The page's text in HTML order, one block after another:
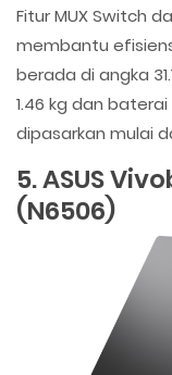
Fitur MUX Switch
membantu
berada di angka
1.46 kg dan
dipasarkan mulai
5. ASUS
(N6506)